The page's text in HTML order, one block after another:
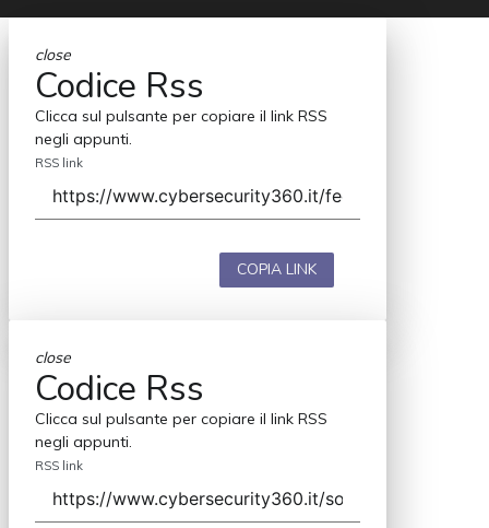
close
Codice Rss
Clicca sul pulsante per copiare il link RSS
negli appunti.
RSS link
COPIA LINK
close
Codice Rss
Clicca sul pulsante per copiare il link RSS
negli appunti.
RSS link